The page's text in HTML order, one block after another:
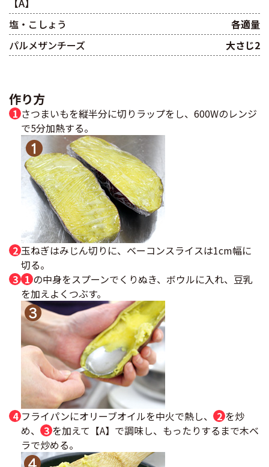
塩・こしょう
各適量
パルメザンチーズ
大さじ2
作り方
さつまいもを縦半分に切りラップをし、600Wのレンジ
で5分加熱する。
玉ねぎはみじん切りに、ベーコンスライスは1cm幅に
切る。
1 の中身をスプーンでくりぬき、ボウルに入れ、豆乳
を加えよくつぶす。
フライパンにオリーブオイルを中火で熱し、 2 を炒
め、
3 を加えて【A】で調味し、もったりするまで木ベ
ラで炒める。